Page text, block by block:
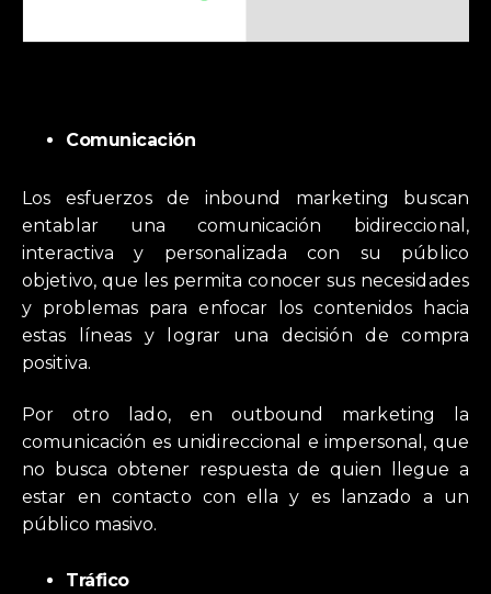
Comunicación
Los esfuerzos de inbound marketing buscan
entablar una comunicación bidireccional,
interactiva y personalizada con su público
objetivo, que les permita conocer sus necesidades
y problemas para enfocar los contenidos hacia
estas líneas y lograr una decisión de compra
positiva.
Por otro lado, en outbound marketing la
comunicación es unidireccional e impersonal, que
no busca obtener respuesta de quien llegue a
estar en contacto con ella y es lanzado a un
público masivo.
Tráfico